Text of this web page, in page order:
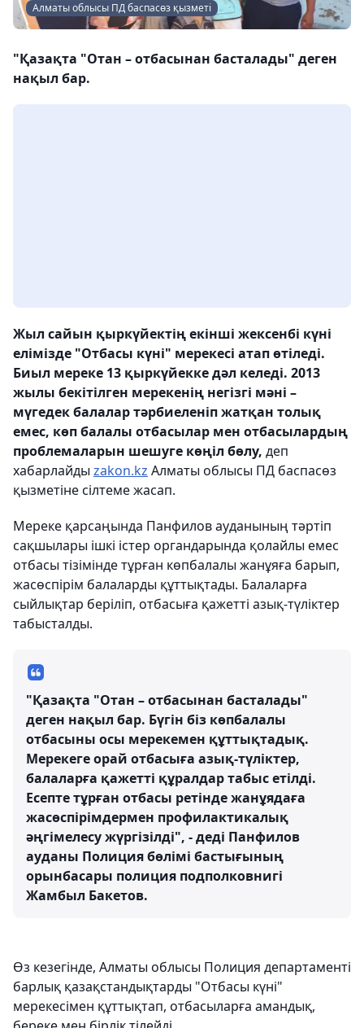
Алматы облысы ПД баспасөз қызметі
"Қазақта "Отан – отбасынан басталады" деген
нақыл бар.
Жыл сайын қыркүйектің екінші жексенбі күні
елімізде "Отбасы күні" мерекесі атап өтіледі.
Биыл мереке 13 қыркүйекке дәл келеді. 2013
жылы бекітілген мерекенің негізгі мәні –
мүгедек балалар тәрбиеленіп жатқан толық
емес, көп балалы отбасылар мен отбасылардың
проблемаларын шешуге көңіл бөлу, деп
хабарлайды zakon.kz Алматы облысы ПД баспасөз
қызметіне сілтеме жасап.
Мереке қарсаңында Панфилов ауданының тәртіп
сақшылары ішкі істер органдарында қолайлы емес
отбасы тізімінде тұрған көпбалалы жанұяға барып,
жасөспірім балаларды құттықтады. Балаларға
сыйлықтар беріліп, отбасыға қажетті азық-түліктер
табысталды.
"Қазақта "Отан – отбасынан басталады"
деген нақыл бар. Бүгін біз көпбалалы
отбасыны осы мерекемен құттықтадық.
Мерекеге орай отбасыға азық-түліктер,
балаларға қажетті құралдар табыс етілді.
Есепте тұрған отбасы ретінде жанұядаға
жасөспірімдермен профилактикалық
әңгімелесу жүргізілді", - деді Панфилов
ауданы Полиция бөлімі бастығының
орынбасары полиция подполковнигі
Жамбыл Бакетов.
Өз кезегінде, Алматы облысы Полиция департаменті
барлық қазақстандықтарды "Отбасы күні"
мерекесімен құттықтап, отбасыларға амандық,